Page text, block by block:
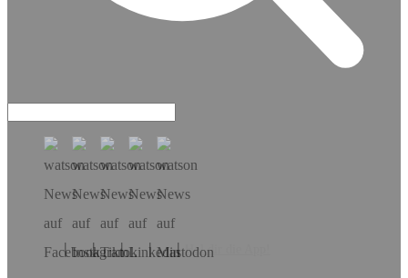
Hol dir die App!